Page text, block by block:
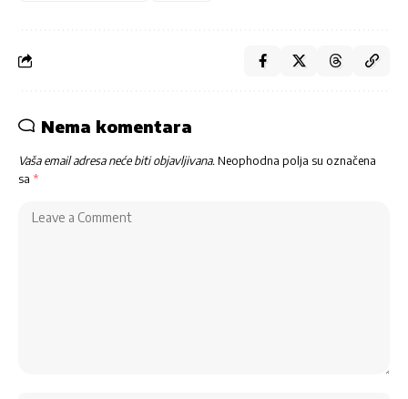
Nema komentara
Vaša email adresa neće biti objavljivana. Neophodna polja su označena
sa *